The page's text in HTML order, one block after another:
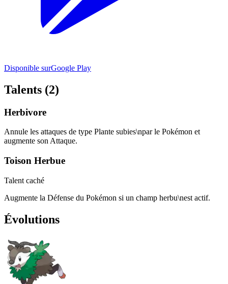
Disponible surGoogle Play
Talents (2)
Herbivore
Annule les attaques de type Plante subies\npar le Pokémon et
augmente son Attaque.
Toison Herbue
Talent caché
Augmente la Défense du Pokémon si un champ herbu\nest actif.
Évolutions